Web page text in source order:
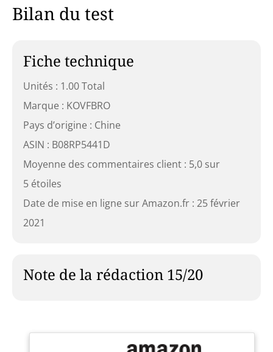
Bilan du test
Fiche technique
Unités : 1.00 Total
Marque : KOVFBRO
Pays d’origine : Chine
ASIN : B08RP5441D
Moyenne des commentaires client : 5,0 sur
5 étoiles
Date de mise en ligne sur Amazon.fr : 25 février
2021
Note de la rédaction 15/20